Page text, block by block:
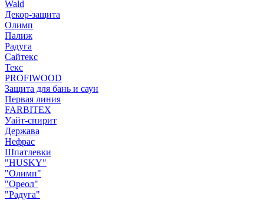
Wald
Декор-защита
Олимп
Палиж
Радуга
Сайтекс
Текс
PROFIWOOD
Защита для бань и саун
Первая линия
FARBITEX
Уайт-спирит
Держава
Нефрас
Шпатлевки
"HUSKY"
"Олимп"
"Ореол"
"Радуга"